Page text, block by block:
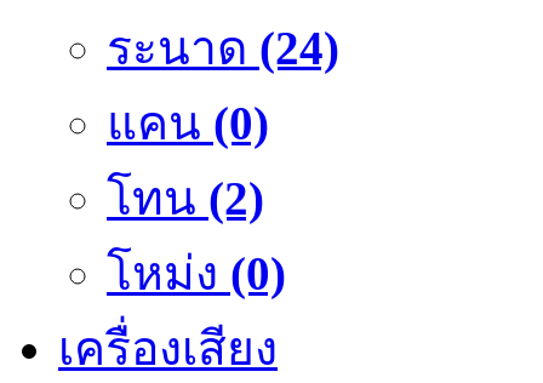
ระนาด (24)
แคน (0)
โทน (2)
โหม่ง (0)
เครื่องเสียง